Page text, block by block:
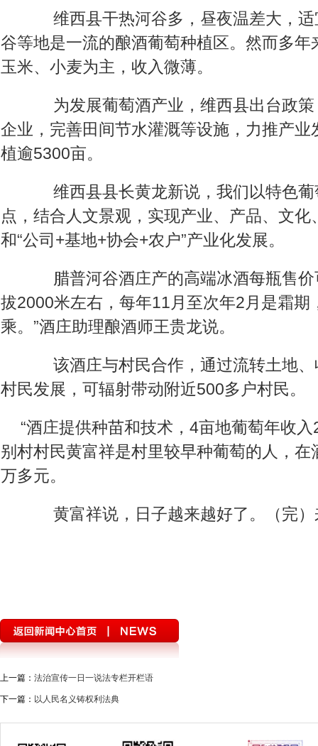
维西县干热河谷多，昼夜温差大，适
谷等地是一流的酿酒葡萄种植区。然而多年
玉米、小麦为主，收入微薄。
为发展葡萄酒产业，维西县出台政策
企业，完善田间节水灌溉等设施，力推产业
植逾5300亩。
维西县县长黄龙新说，我们以特色葡
点，结合人文景观，实现产业、产品、文化
和“公司+基地+协会+农户”产业化发展。
腊普河谷酒庄产的高端冰酒每瓶售价
拔2000米左右，每年11月至次年2月是霜期
乘。”酒庄助理酿酒师王贵龙说。
该酒庄与村民合作，通过流转土地、
村民发展，可辐射带动附近500多户村民。
“酒庄提供种苗和技术，4亩地葡萄年收
别村村民黄富祥是村里较早种葡萄的人，
万多元。
黄富祥说，日子越来越好了。（完）
上一篇： 法治宣传一日一说法专栏开栏语
下一篇： 以人民名义铸权利法典